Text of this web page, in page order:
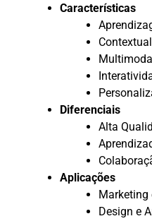
Características
Diferenciais
Alta
Aplicações
Marketing
Design e